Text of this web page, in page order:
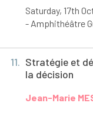
Saturday, 17th
- Amphithéâtre
11. Stratégie et
la décision
Jean-Marie